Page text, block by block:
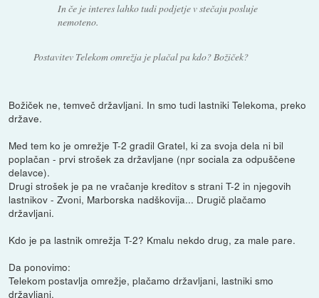
In če je interes lahko tudi podjetje v stečaju posluje
nemoteno.
Postavitev Telekom omrežja je plačal pa kdo? Božiček?
Božiček ne, temveč državljani. In smo tudi lastniki Telekoma, preko
države.
Med tem ko je omrežje T-2 gradil Gratel, ki za svoja dela ni bil
poplačan - prvi strošek za državljane (npr sociala za odpuščene
delavce).
Drugi strošek je pa ne vračanje kreditov s strani T-2 in njegovih
lastnikov - Zvoni, Marborska nadškovija... Drugič plačamo
državljani.
Kdo je pa lastnik omrežja T-2? Kmalu nekdo drug, za male pare.
Da ponovimo:
Telekom postavlja omrežje, plačamo državljani, lastniki smo
državljani.